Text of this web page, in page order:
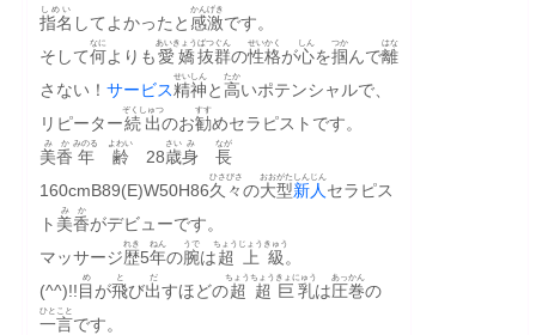
指名
しめい
してよかったと 感激
かんげき
です。
そして何
なに
よりも愛嬌
あいきょう
抜群
ばつぐん
の性格
せいかく
が心
しん
を掴
つか
んで離
はな
さない！ サービス精神
せいしん
と高
たか
いポテンシャルで、
リピーター続出
ぞくしゅつ
のお勧
すす
めセラピストです。
美香
みか
年
みのる
齢
よわい
28歳
さい
身
み
長
なが
160cmB89(E)W50H86久々
ひさびさ
の大型
おおがた
新人
しんじん
セラピス
ト 美香
みか
がデビューです。
マッサージ歴
れき
5年
ねん
の腕
うで
は超
ちょう
上級
じょうきゅう
。
(^^)!!目
め
が飛
と
び出
だ
すほどの超
ちょう
超
ちょう
巨乳
きょにゅう
は圧巻
あっかん
の
一言
ひとこと
です。